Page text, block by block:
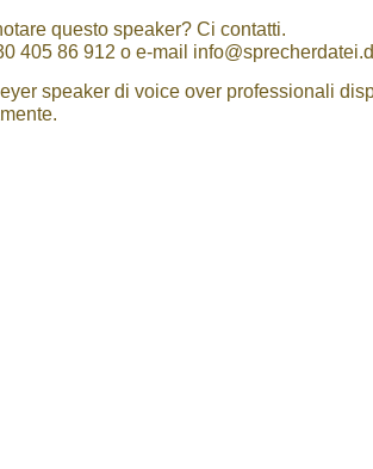
questo speaker? Ci contatti.
405 86 912 o e-mail
speaker di voice over professionali